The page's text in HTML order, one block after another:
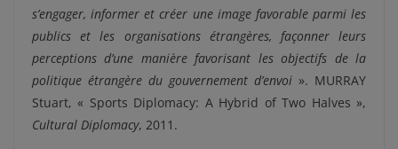
s’engager, informer et créer une image favorable parmi les
publics et les organisations étrangères, façonner leurs
perceptions d’une manière favorisant les objectifs de la
politique étrangère du gouvernement d’envoi ». MURRAY
Stuart, « Sports Diplomacy: A Hybrid of Two Halves »,
Cultural Diplomacy, 2011.